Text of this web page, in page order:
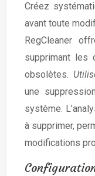
Créez
avant toute
RegCleaner
supprimant les
obsolètes.
une
système.
à supprimer,
modifications